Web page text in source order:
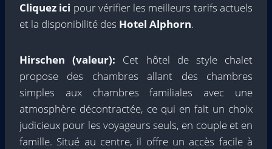
Cliquez ici pour vérifier les meilleurs tarifs actuels
et la disponibilité des Hotel Alphorn.
Hirschen (valeur): Cet hôtel de style chalet
propose des chambres allant des chambres
simples aux chambres familiales avec une
atmosphère décontractée, ce qui en fait un choix
judicieux pour les voyageurs seuls, en couple et en
famille. Situé au centre, il offre un accès facile à